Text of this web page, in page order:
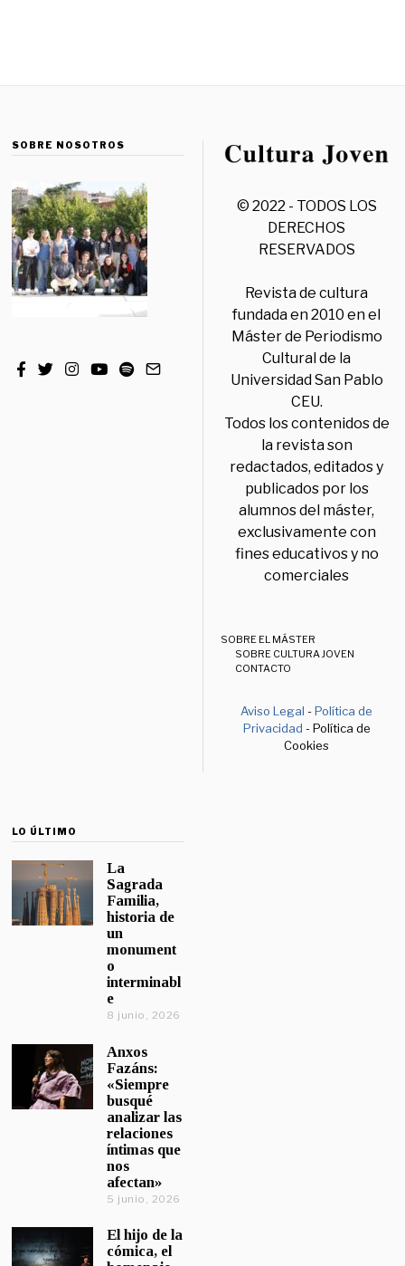
SOBRE NOSOTROS
© 2022 - TODOS LOS
DERECHOS
RESERVADOS
Revista de cultura
fundada en 2010 en el
Máster de Periodismo
Cultural de la
Universidad San Pablo
CEU.
Todos los contenidos de
la revista son
redactados, editados y
publicados por los
alumnos del máster,
exclusivamente con
fines educativos y no
comerciales
SOBRE EL MÁSTER
SOBRE CULTURA JOVEN
CONTACTO
Aviso Legal -Política de
Privacidad - Política de
Cookies
LO ÚLTIMO
La
Sagrada
Familia,
historia de
un
monument
o
interminabl
e
8 junio, 2026
Anxos
Fazáns:
«Siempre
busqué
analizar las
relaciones
íntimas que
nos
afectan»
5 junio, 2026
El hijo de la
cómica, el